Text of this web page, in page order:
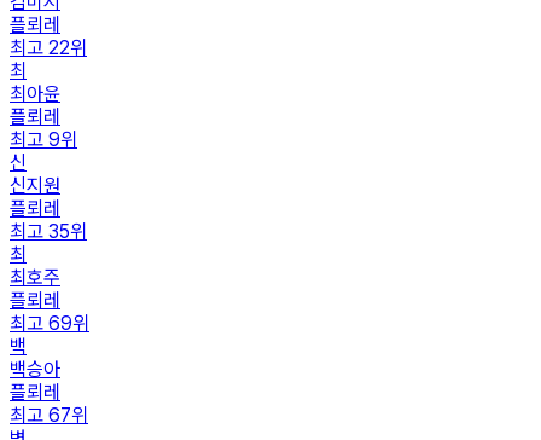
플뢰레
최고 22위
최
최아윤
플뢰레
최고 9위
신
신지원
플뢰레
최고 35위
최
최호주
플뢰레
최고 69위
백
백승아
플뢰레
최고 67위